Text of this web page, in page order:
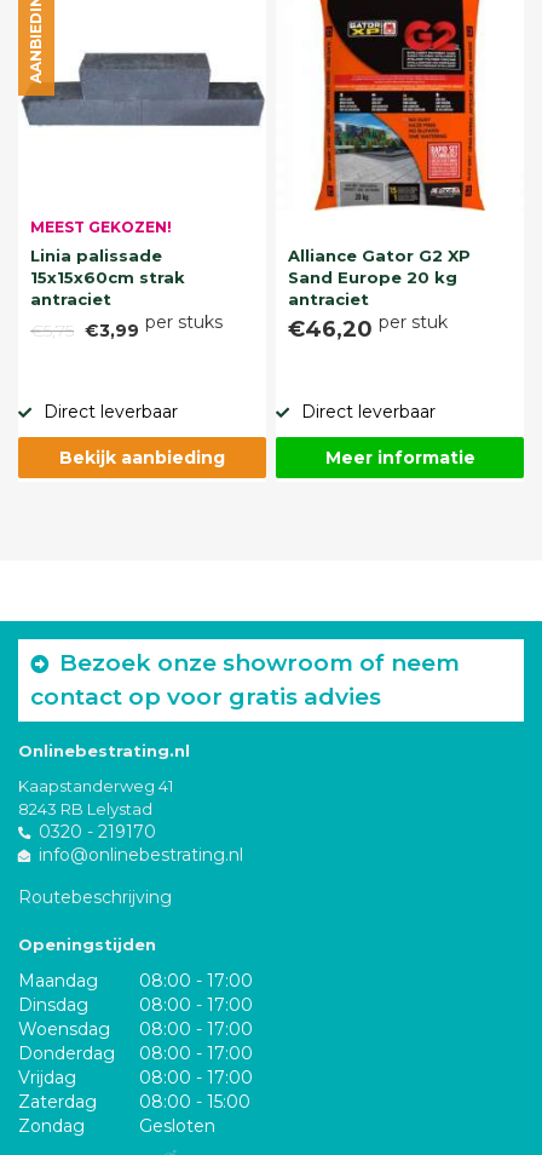
MEEST GEKOZEN!
Linia palissade
15x15x60cm strak
antraciet
€5,75 €3,99 per stuks
AANBIEDING
Direct leverbaar
Bekijk aanbieding
Alliance Gator G2 XP
Sand Europe 20 kg
antraciet
€46,20 per stuk
Direct leverbaar
Meer informatie
Bezoek onze showroom of neem
contact op voor gratis advies
Onlinebestrating.nl
Kaapstanderweg 41
8243 RB Lelystad
0320 - 219170
info@onlinebestrating.nl
Routebeschrijving
Openingstijden
Maandag
08:00 - 17:00
Dinsdag
08:00 - 17:00
Woensdag
08:00 - 17:00
Donderdag
08:00 - 17:00
Vrijdag
08:00 - 17:00
Zaterdag
08:00 - 15:00
Zondag
Gesloten